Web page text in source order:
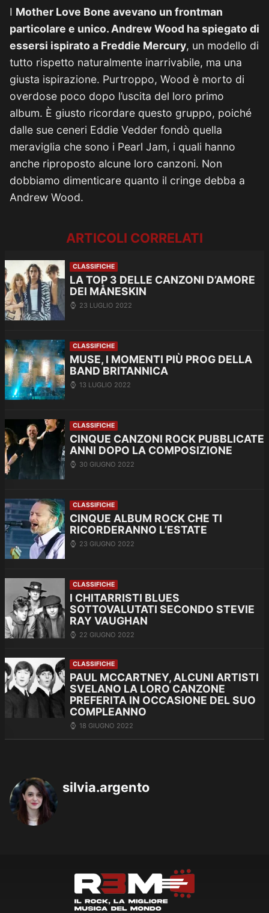
I Mother Love Bone avevano un frontman
particolare e unico. Andrew Wood ha spiegato di
essersi ispirato a Freddie Mercury, un modello di
tutto rispetto naturalmente inarrivabile, ma una
giusta ispirazione. Purtroppo, Wood è morto di
overdose poco dopo l’uscita del loro primo
album. È giusto ricordare questo gruppo, poiché
dalle sue ceneri Eddie Vedder fondò quella
meraviglia che sono i Pearl Jam, i quali hanno
anche riproposto alcune loro canzoni. Non
dobbiamo dimenticare quanto il cringe debba a
Andrew Wood.
ARTICOLI CORRELATI
CLASSIFICHE
LA TOP 3 DELLE CANZONI D’AMORE
DEI MÅNESKIN
23 LUGLIO 2022
CLASSIFICHE
MUSE, I MOMENTI PIÙ PROG DELLA
BAND BRITANNICA
13 LUGLIO 2022
CLASSIFICHE
CINQUE CANZONI ROCK PUBBLICATE
ANNI DOPO LA COMPOSIZIONE
30 GIUGNO 2022
CLASSIFICHE
CINQUE ALBUM ROCK CHE TI
RICORDERANNO L’ESTATE
23 GIUGNO 2022
CLASSIFICHE
I CHITARRISTI BLUES
SOTTOVALUTATI SECONDO STEVIE
RAY VAUGHAN
22 GIUGNO 2022
CLASSIFICHE
PAUL MCCARTNEY, ALCUNI ARTISTI
SVELANO LA LORO CANZONE
PREFERITA IN OCCASIONE DEL SUO
COMPLEANNO
18 GIUGNO 2022
silvia.argento